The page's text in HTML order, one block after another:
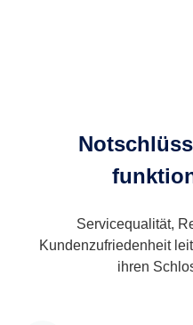
Servicequalität,
Kundenzufriedenheit
ihren